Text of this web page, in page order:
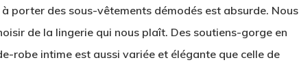
porter des sous-vêtements démodés est absurde. Nous
de la lingerie qui nous plaît. Des soutiens-gorge en
robe intime est aussi variée et élégante que celle de